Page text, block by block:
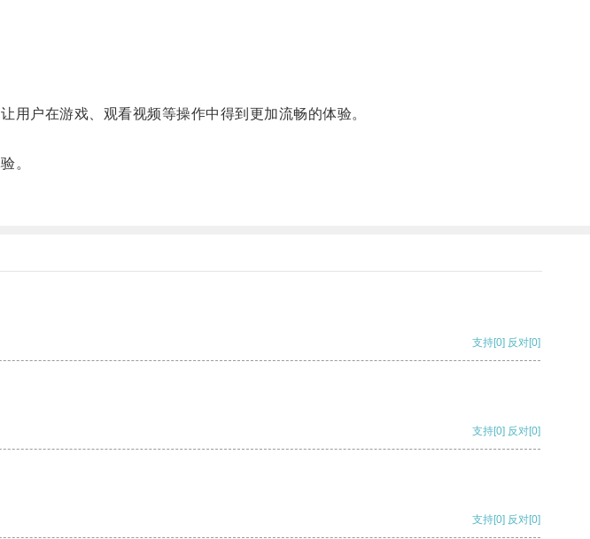
户在游戏、观看视频等操作中得到更加流畅的体验。
。
支持[0] 反对[0]
支持[0] 反对[0]
支持[0] 反对[0]